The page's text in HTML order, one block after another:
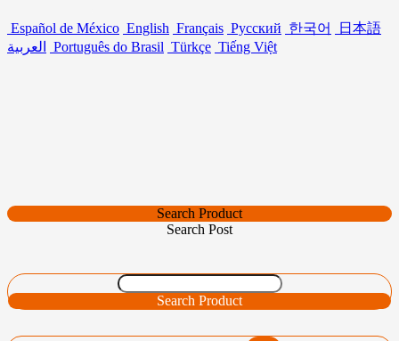
Español de México English Français Русский 한국어
日本語
العربية
Português do Brasil Türkçe Tiếng Việt
Search Product
Search Post
Search Product